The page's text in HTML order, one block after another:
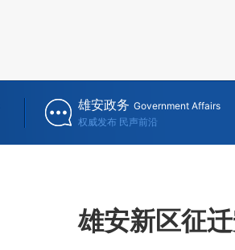
雄安政务 Government Affairs
权威发布 民声前沿
雄安新区征